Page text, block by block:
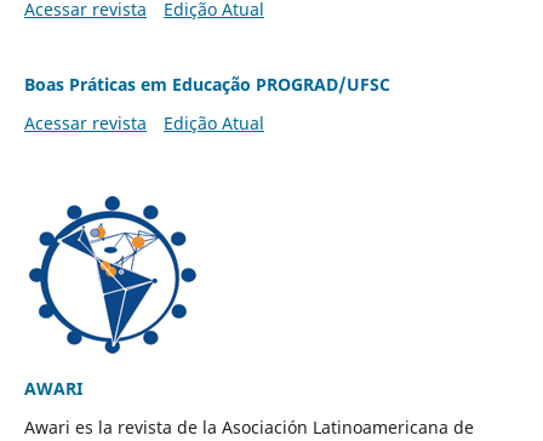
Acessar revista
Edição Atual
Boas Práticas em Educação PROGRAD/UFSC
Acessar revista
Edição Atual
AWARI
Awari es la revista de la Asociación Latinoamericana de